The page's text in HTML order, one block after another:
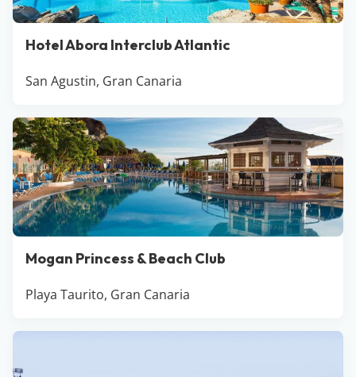
Hotel Abora Interclub Atlantic
San Agustin, Gran Canaria
Mogan Princess & Beach Club
Playa Taurito, Gran Canaria